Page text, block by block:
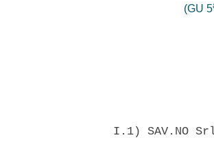
(GU 5
I.1) SAV.NO